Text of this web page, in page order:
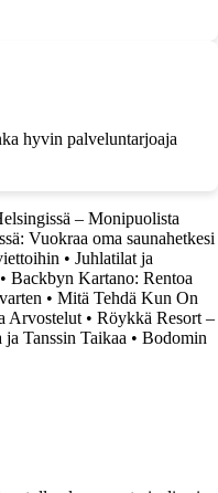
hyvin palveluntarjoaja
– Monipuolista
Vuokraa oma saunahetkesi
• Juhlatilat ja
• Backbyn Kartano: Rentoa
• Mitä Tehdä Kun On
Arvostelut • Röykkä Resort –
Tanssin Taikaa • Bodomin